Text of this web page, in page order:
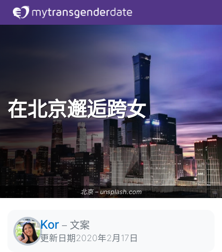
北京 – unsplash.com
在北京邂逅跨女
Kor – 文案
更新日期 2020年2月17日